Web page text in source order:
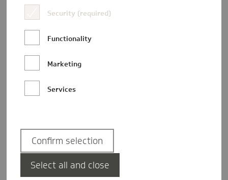
Laura Hassinger
Security (required)
Functionality
Marketing
Services
Confirm selection
Select all and close